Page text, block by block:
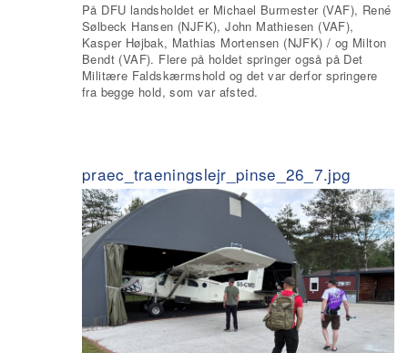
På DFU landsholdet er Michael Burmester (VAF), René
Sølbeck Hansen (NJFK), John Mathiesen (VAF),
Kasper Højbak, Mathias Mortensen (NJFK) / og Milton
Bendt (VAF). Flere på holdet springer også på Det
Militære Faldskærmshold og det var derfor springere
fra begge hold, som var afsted.
praec_traeningslejr_pinse_26_7.jpg